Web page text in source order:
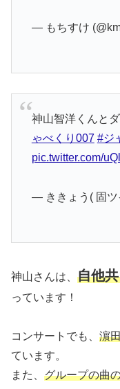
— もちすけ
神山智洋くんと
ゃべくり007 #ジ
pic.twitter.com/
— ききょう( 固ツ
神山さんは、 自他
っています！
コンサートでも、 濵
ています。
また、 グループの曲